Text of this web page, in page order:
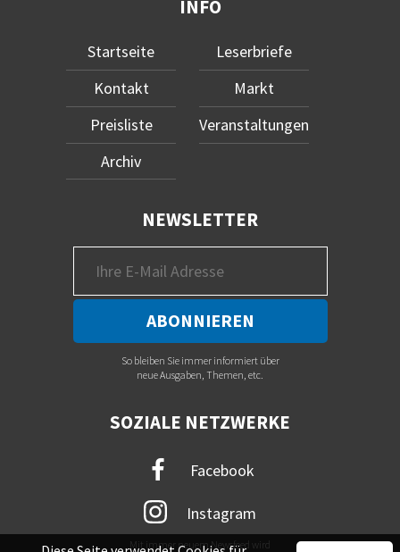
INFO
Startseite
Kontakt
Preisliste
Archiv
Leserbriefe
Markt
Veranstaltungen
NEWSLETTER
So bleiben Sie immer informiert über
neue Ausgaben, Themen, etc.
SOZIALE NETZWERKE
Facebook
Instagram
Mit immer neuem Newsfeed wird